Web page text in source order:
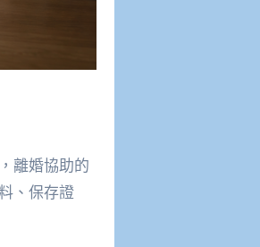
離婚協助的
、保存證